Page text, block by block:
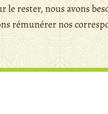
le rester, nous avons
rémunérer nos